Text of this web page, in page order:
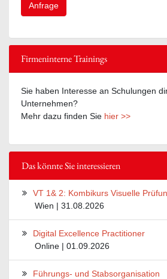
Anfrage
Firmeninterne Trainings
Sie haben Interesse an Schulungen
Unternehmen?
Mehr dazu finden Sie hier >>
Das könnte Sie interessieren
VT 1& 2: Kombikurs Visuelle
Wien | 31.08.2026
Digital Excellence Practitioner
Online | 01.09.2026
Führungs- und Stabsorganisation